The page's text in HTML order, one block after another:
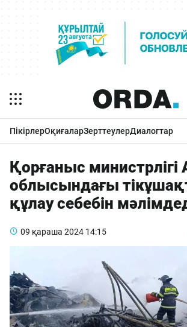
ПікірлерОқиғаларЗерттеулерДиалогтар
Қорғаныс министрлігі
облысындағы
құлау себебін
09 қараша 2024 14:15